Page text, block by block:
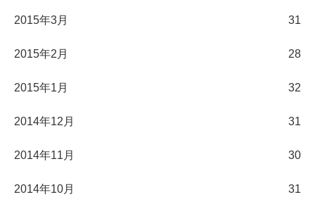
2015年3月 31
2015年2月 28
2015年1月 32
2014年12月 31
2014年11月 30
2014年10月 31